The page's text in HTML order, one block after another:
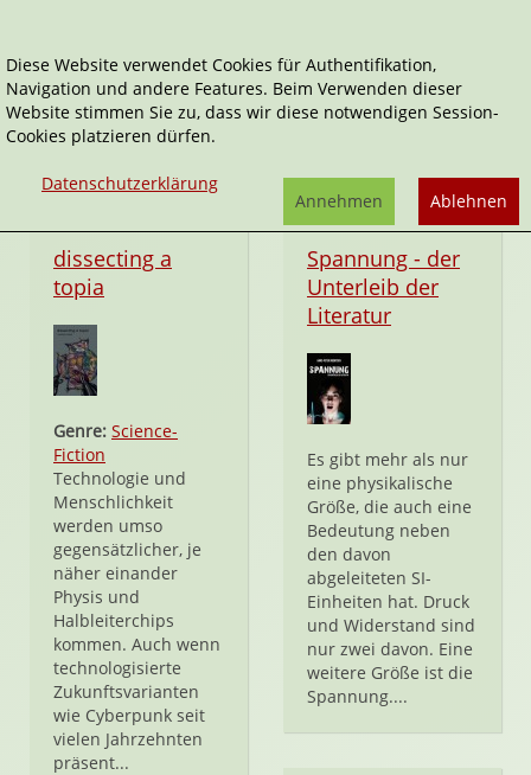
Books on Demand
dissecting a
topia
Genre: Science-
Fiction
Technologie und
Menschlichkeit
werden umso
gegensätzlicher, je
näher einander
Physis und
Halbleiterchips
kommen. Auch wenn
technologisierte
Zukunftsvarianten
wie Cyberpunk seit
vielen Jahrzehnten
präsent...
Taschenbuch
Spannung - der
Unterleib der
Literatur
Es gibt mehr als nur
eine physikalische
Größe, die auch eine
Bedeutung neben
den davon
abgeleiteten SI-
Einheiten hat. Druck
und Widerstand sind
nur zwei davon. Eine
weitere Größe ist die
Spannung....
Diese Website verwendet Cookies für Authentifikation,
Navigation und andere Features. Beim Verwenden dieser
Website stimmen Sie zu, dass wir diese notwendigen Session-
Cookies platzieren dürfen.
Datenschutzerklärung
Ablehnen
Annehmen